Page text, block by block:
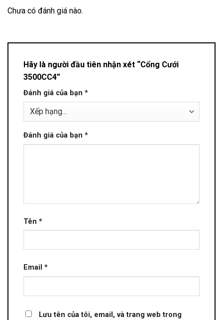
Chưa có đánh giá nào.
Hãy là người đầu tiên nhận xét “Cổng Cưới
3500CC4”
Đánh giá của bạn *
Đánh giá của bạn *
Tên *
Email *
Lưu tên của tôi, email, và trang web trong